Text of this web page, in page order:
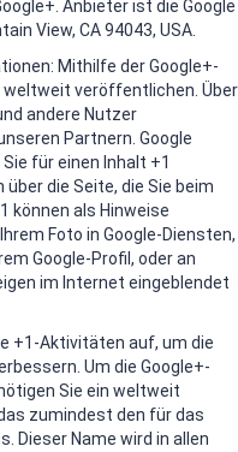
Anbieter ist die Google
View, CA 94043, USA.
Mithilfe der Google+-
veröffentlichen. Über
andere Nutzer
Partnern. Google
für einen Inhalt +1
die Seite, die Sie beim
können als Hinweise
Foto in Google-Diensten,
Google-Profil, oder an
im Internet eingeblendet
+1-Aktivitäten auf, um die
Um die Google+-
Sie ein weltweit
zumindest den für das
Dieser Name wird in allen